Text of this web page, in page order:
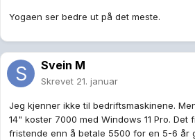
Yogaen ser bedre ut på det meste.
Svein M
Skrevet 21. januar
Jeg kjenner ikke til bedriftsmaskinene.
14" koster 7000 med Windows 11 Pro. Det
fristende enn å betale 5500 for en 5-6 år